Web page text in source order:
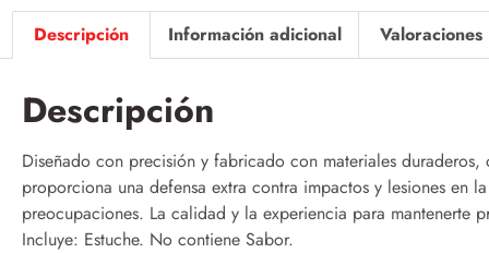
Descripción Información adicional Valoraciones
Descripción
Diseñado con precisión y fabricado con materiales
proporciona una defensa extra contra impactos y lesiones en
preocupaciones. La calidad y la experiencia para mantenerte
Incluye: Estuche. No contiene Sabor.